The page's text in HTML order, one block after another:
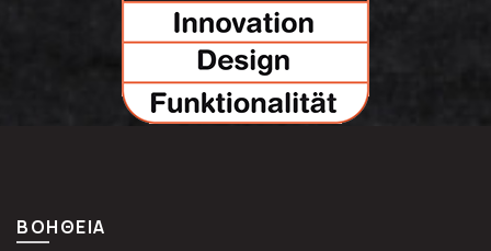
ΒΟΗΘΕΙΑ